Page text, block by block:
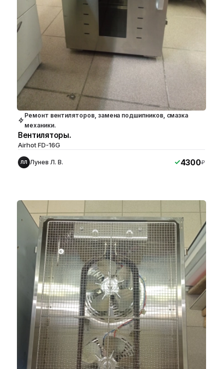
Ремонт вентиляторов, замена подшипников, смазка
механики.
Вентиляторы.
Airhot FD-16G
ЛЛ Лунев Л. В. 4300₽